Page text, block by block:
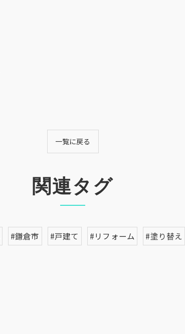
一覧に戻る
関連タグ
#鎌倉市 #戸建て #リフォーム #塗り替え